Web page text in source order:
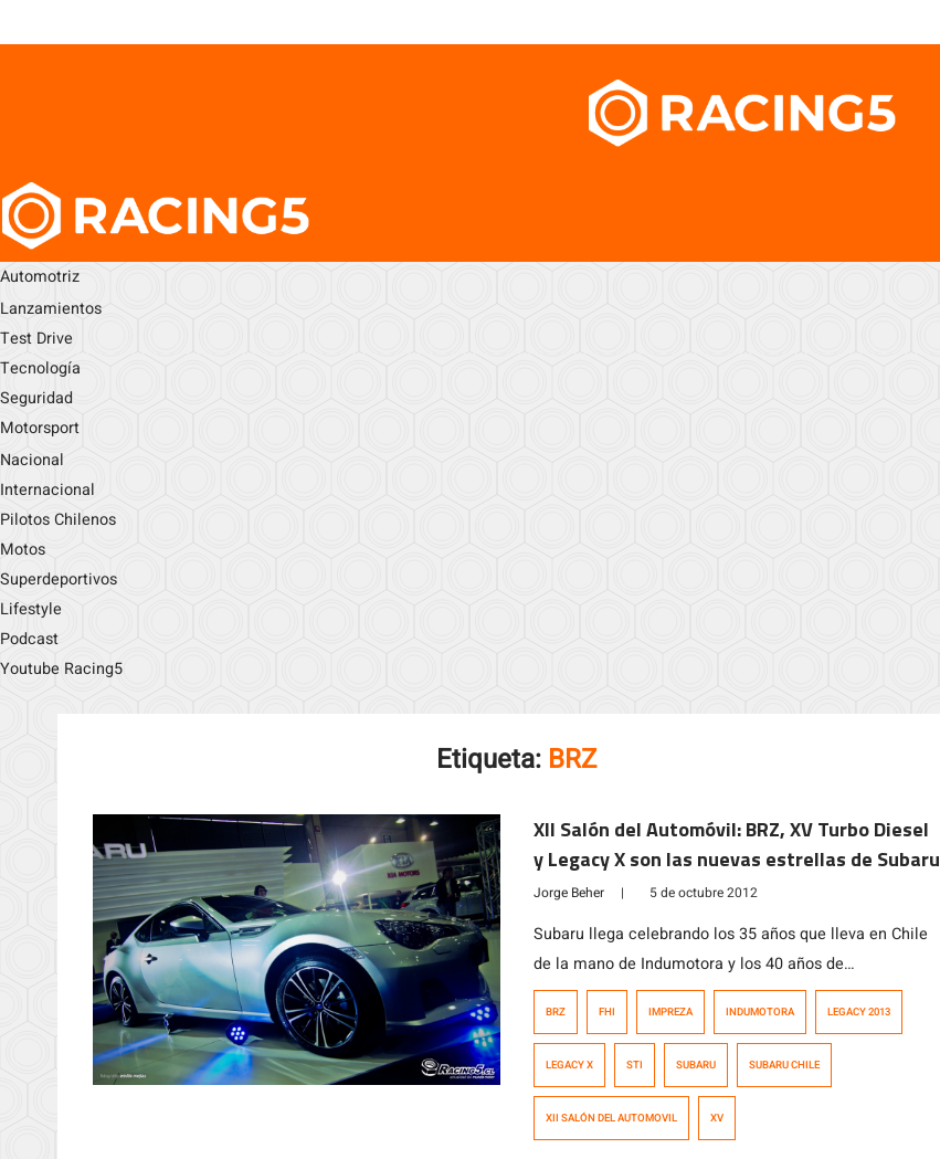
Automotriz
Lanzamientos
Test Drive
Tecnología
Seguridad
Motorsport
Nacional
Internacional
Pilotos Chilenos
Motos
Superdeportivos
Lifestyle
Podcast
Youtube Racing5
Etiqueta: BRZ
XII Salón del Automóvil: BRZ, XV Turbo Diesel
y Legacy X son las nuevas estrellas de Subaru
Jorge Beher | 5 de octubre 2012
Subaru llega celebrando los 35 años que lleva en Chile
de la mano de Indumotora y los 40 años de
su tecnología Symmetrical All Wheel Drive. Por lo
galardonada y considerada por Fuji Heavy Industries en
Japón. En esta versión del Salón del Automóvil de
Santiago […]
BRZ FHI IMPREZA INDUMOTORA LEGACY 2013
LEGACY X STI SUBARU SUBARU CHILE
XII SALÓN DEL AUTOMOVIL XV